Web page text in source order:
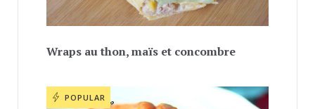
Wraps au thon, maïs et concombre
POPULAR